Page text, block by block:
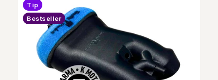
Tip
Bestseller